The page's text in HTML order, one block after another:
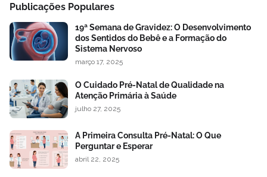
Publicações Populares
19ª Semana de Gravidez: O Desenvolvimento
dos Sentidos do Bebê e a Formação do
Sistema Nervoso
março 17, 2025
O Cuidado Pré-Natal de Qualidade na
Atenção Primária à Saúde
julho 27, 2025
A Primeira Consulta Pré-Natal: O Que
Perguntar e Esperar
abril 22, 2025